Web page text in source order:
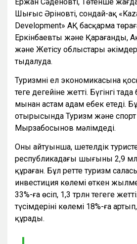
Шыңғыс Әріновтің, сондай-ақ
Development» АҚ басқарма
Еркінбаевтың және Қарағанды,
және Жетісу облыстары
тыңдалуда.
Туризмнің ел экономикасына
теңге деңгейіне жетті. Бүгінгі
мыңнан астам адам еңбек етеді.
отырысында Туризм және спорт
Мырзабосынов мәлімдеді.
Оның айтуынша, шетелдік
республикадағы шығыны 2,9
құраған. Бұл ретте туризм
инвестиция көлемі өткен
33%-ға өсіп, 1,3 трлн теңгеге
түсімдерінің көлемі 18%-ға
құрады.